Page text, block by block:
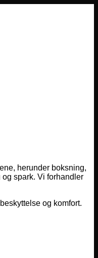
herunder boksning,
spark. Vi forhandler
og komfort.